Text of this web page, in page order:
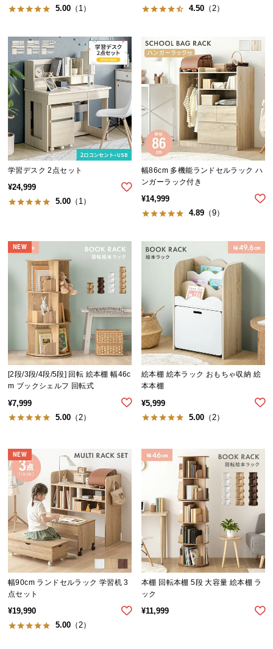
ス
か
探
す
イ
ン
リ
コ
ー
ト
シ
ョ
ッ
ピ
ガ
イ
ド
お
支
払
い
に
つ
て
5.00 （1）
4.50 （2）
学習デスク 2点セット
¥24,999
5.00 （1）
幅86cm 多機能ランドセルラック ハ
ンガーラック付き
¥14,999
4.89 （9）
[2段/3段/4段/5段] 回転 絵本棚 幅46c
m ブックシェルフ 回転式
¥7,999
5.00 （2）
NEW
絵本棚 絵本ラック おもちゃ収納 絵
本本棚
¥5,999
5.00 （2）
幅90cm ランドセルラック 学習机 3
点セット
¥19,990
5.00 （2）
NEW
本棚 回転本棚 5段 大容量 絵本棚 ラ
ック
¥11,999